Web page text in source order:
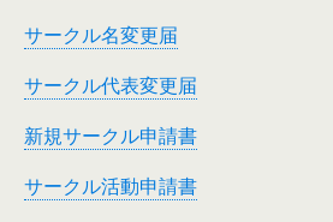
サークル名変更届
サークル代表変更届
新規サークル申請書
サークル活動申請書